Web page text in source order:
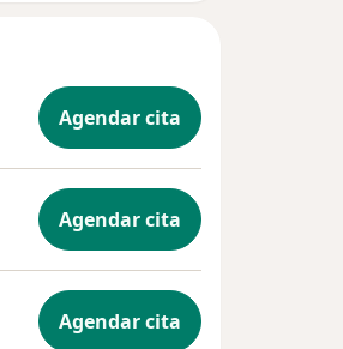
Agendar cita
Agendar cita
Agendar cita